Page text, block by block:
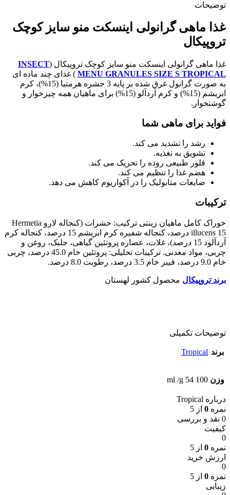
توضیحات
غذا ماهی گرانولی اینسکت منو سایز کوچک
تروپیکال
غذا ماهی گرانولی اینسکت منو سایز کوچک تروپیکال (INSECT
MENU GRANULES SIZE S TROPICAL ) غذای چند ماده ای
به صورت گرانول غرق شده بر پایه 3 حشره هرمتیا (15%)، کرم
ابریشم (15%) و کرم آردآلو (15%) برای ماهیان همه چیزخوار و
گوشتخوار.
فواید برای ماهی شما
رشد را تشدید می کند.
تشویق به تغذیه.
فلور طبیعی روده را تحریک می کند.
هضم غذا را تنظیم می کند.
ضایعات متابولیک را در آکواریوم کاهش می دهد.
ترکیبات
خوراک کامل ماهیان زینتی ترکیب: حشرات (کنجاله لارو Hermetia
illucens 15 درصد، کنجاله شفیره کرم ابریشم 15 درصد، کنجاله کرم
آردآلود 15 درصد)، غلات، عصاره پروتئین گیاهی، جلبک، روغن و
چربی، مواد معدنی. ترکیبات تحلیلی: پروتئین خام 45.0 درصد، چربی
خام 9.0 درصد، فیبر خام 3.5 درصد، رطوبت 8.0 درصد.
برند تروپیکال محصول کشور لهستان
توضیحات تکمیلی
برند Tropical
وزن 100 ml /g 54
درباره Tropical
نمره 0 از 5
0 نقد و بررسی
کیفیت
0
نمره 0 از 5
ارزش خرید
0
نمره 0 از 5
زیبایی